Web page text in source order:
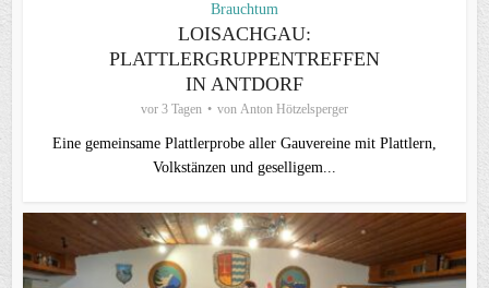
Brauchtum
LOISACHGAU:
PLATTLERGRUPPENTREFFEN
IN ANTDORF
vor 3 Tagen von Anton Hötzelsperger
Eine gemeinsame Plattlerprobe aller Gauvereine mit Plattlern,
Volkstänzen und geselligem...